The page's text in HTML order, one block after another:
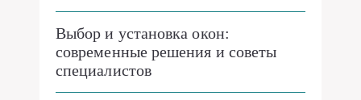
Выбор и установка окон:
современные решения и советы
специалистов